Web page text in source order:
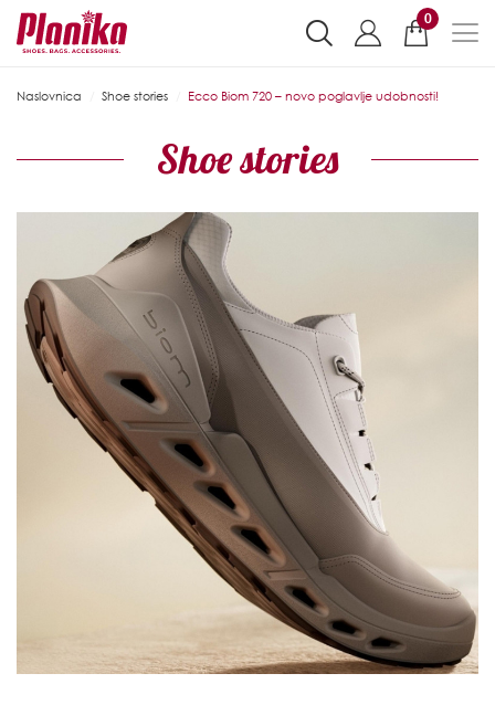
0
Naslovnica Shoe stories Ecco Biom 720 – novo poglavlje udobnosti!
Shoe stories